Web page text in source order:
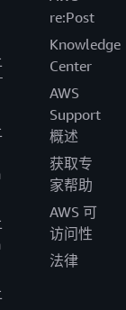
re:Post
Knowledge
Center
AWS
Support
概述
获取专
家帮助
AWS 可
访问性
法律